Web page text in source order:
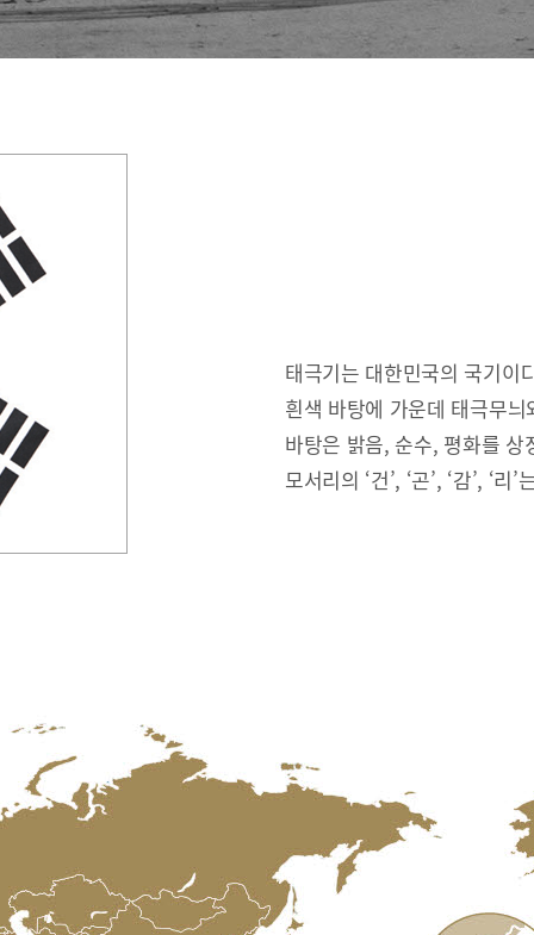
태극기는 대한민국의 국기이
흰색 바탕에 가운데 태극무
바탕은 밝음, 순수, 평화를 상
모서리의 ‘건’, ‘곤’, ‘감’, ‘